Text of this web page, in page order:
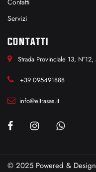
Contatti
Servizi
CONTATTI
Strada Provinciale 13,
+39 095491888
info@eltrasas.it
© 2025 Powered &